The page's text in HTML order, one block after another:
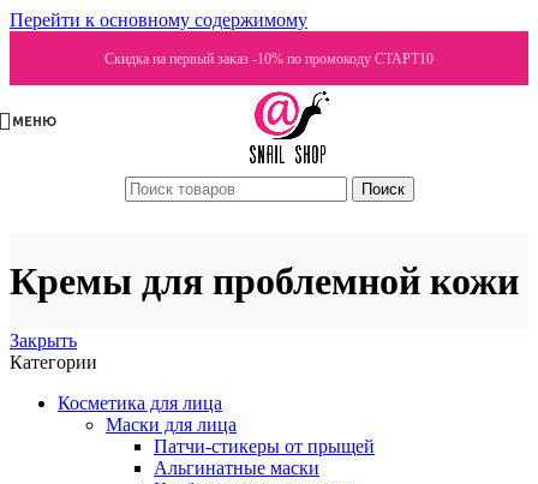
Перейти к основному содержимому
Скидка на первый заказ -10% по промокоду СТАРТ10
МЕНЮ
Поиск
Кремы для проблемной кожи
Закрыть
Категории
Косметика для лица
Маски для лица
Патчи-стикеры от прыщей
Альгинатные маски